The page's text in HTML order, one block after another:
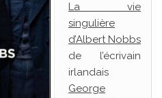
La vie
singulière
d’Albert Nobbs
de l’écrivain
irlandais
George